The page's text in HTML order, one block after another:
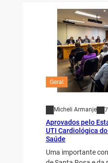
Geral
Micheli Armanje
Aprovados pelo
UTI Cardiológica
Saúde
Uma importante